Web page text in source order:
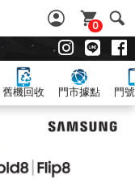
0
舊機回收 門市據點 門